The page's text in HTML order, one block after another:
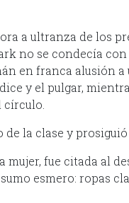
a ultranza de los
no se condecía
en franca alusión
y el pulgar,
la clase y
mujer, fue citada al
esmero: ropas